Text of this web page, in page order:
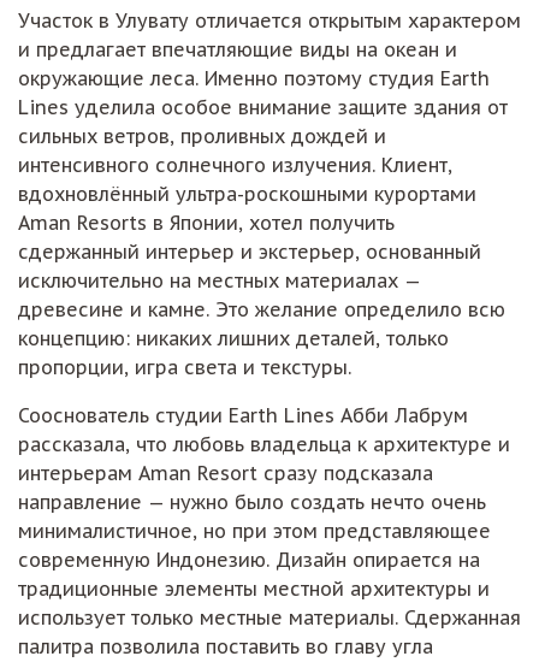
Участок в Улувату отличается открытым характером
и предлагает впечатляющие виды на океан и
окружающие леса. Именно поэтому студия Earth
Lines уделила особое внимание защите здания от
сильных ветров, проливных дождей и
интенсивного солнечного излучения. Клиент,
вдохновлённый ультра-роскошными курортами
Aman Resorts в Японии, хотел получить
сдержанный интерьер и экстерьер, основанный
исключительно на местных материалах —
древесине и камне. Это желание определило всю
концепцию: никаких лишних деталей, только
пропорции, игра света и текстуры.
Сооснователь студии Earth Lines Абби Лабрум
рассказала, что любовь владельца к архитектуре и
интерьерам Aman Resort сразу подсказала
направление — нужно было создать нечто очень
минималистичное, но при этом представляющее
современную Индонезию. Дизайн опирается на
традиционные элементы местной архитектуры и
использует только местные материалы. Сдержанная
палитра позволила поставить во главу угла